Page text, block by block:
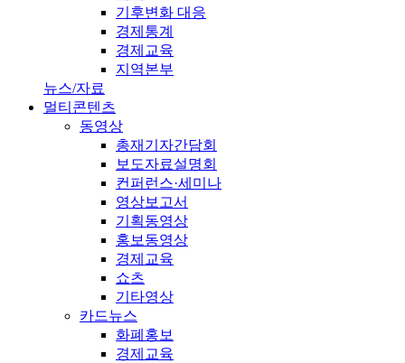
기후변화 대응
경제통계
경제교육
지역본부
뉴스/자료
멀티콘텐츠
동영상
총재기자간담회
보도자료설명회
컨퍼런스·세미나
영상보고서
기획동영상
홍보동영상
경제교육
쇼츠
기타영상
카드뉴스
화폐홍보
경제교육